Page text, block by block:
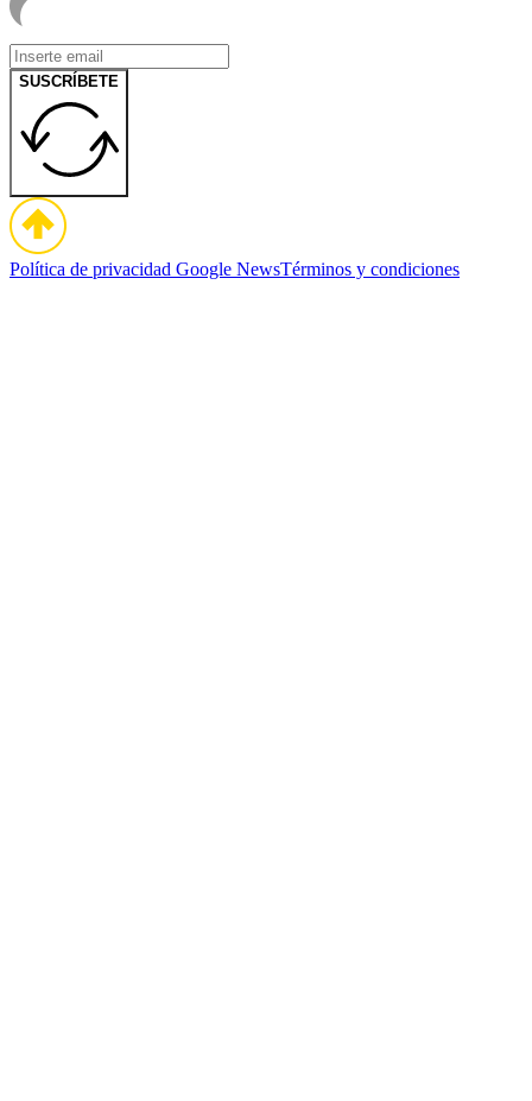
SUSCRÍBETE
Política de privacidad Google NewsTérminos y condiciones